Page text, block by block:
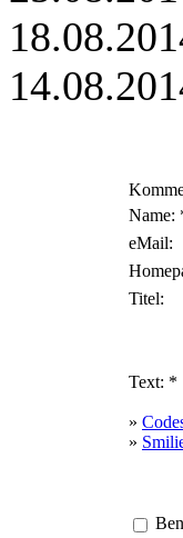
Name:
eMail:
Titel:
Text: *
»
»